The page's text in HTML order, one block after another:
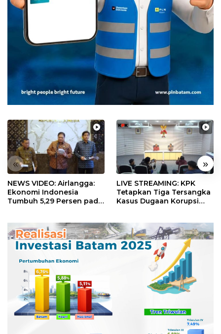
« »
NEWS VIDEO: Airlangga:
Ekonomi Indonesia
Tumbuh 5,29 Persen pada
LIVE STREAMING: KPK
Tetapkan Tiga Tersangka
Kasus Dugaan Korupsi